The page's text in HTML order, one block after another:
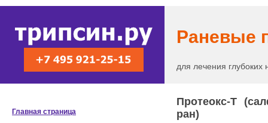
Раневые
для лечения
Протеокс-Т
ран)
Главная страница